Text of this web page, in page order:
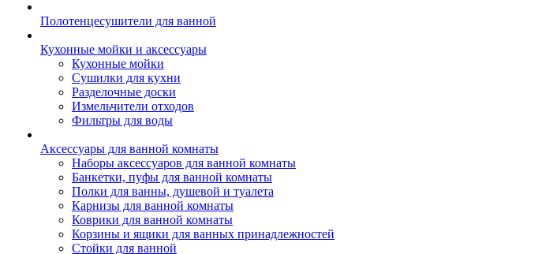
Полотенцесушители для ванной
Кухонные мойки и аксессуары
Кухонные мойки
Сушилки для кухни
Разделочные доски
Измельчители отходов
Фильтры для воды
Аксессуары для ванной комнаты
Наборы аксессуаров для ванной комнаты
Банкетки, пуфы для ванной комнаты
Полки для ванны, душевой и туалета
Карнизы для ванной комнаты
Коврики для ванной комнаты
Корзины и ящики для ванных принадлежностей
Стойки для ванной